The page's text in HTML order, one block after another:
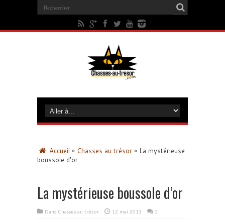
Accueil » Chasses au trésor » La mystérieuse
boussole d’or
La mystérieuse boussole d’or
Dans Chasses au trésor 12 mai 2013 0